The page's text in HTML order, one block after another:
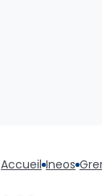
Accueil Ineos